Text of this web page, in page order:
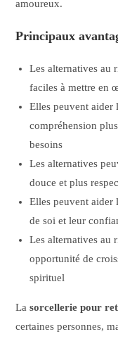
amoureux.
Principaux
Les alternatives au
faciles à mettre en
Elles peuvent aider
compréhension
besoins
Les alternatives
douce et plus
Elles peuvent aider
de soi et leur
Les alternatives au
opportunité de
spirituel
Lasorcellerie pour
certaines personnes,